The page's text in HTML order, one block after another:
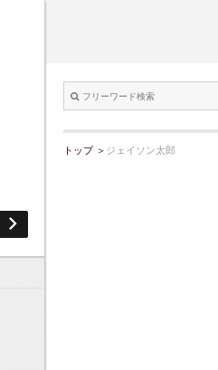
トップ＞ ジェイソン太郎